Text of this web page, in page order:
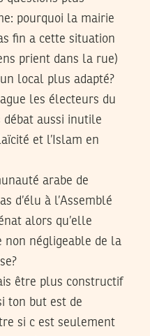
pourquoi la mairie
fin a cette situation
prient dans la rue)
local plus adapté?
les électeurs du
débat aussi inutile
et l’Islam en
arabe de
d’élu à l’Assemblé
alors qu’elle
non négligeable de la
être plus constructif
ton but est de
si c est seulement